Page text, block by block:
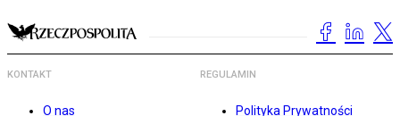
KONTAKT
O nas
REGULAMIN
Polityka Prywatności